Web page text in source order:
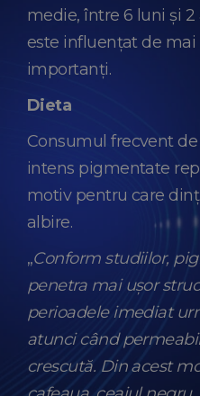
medie, între 6 luni și 2
este influențat de
importanți.
Dieta
Consumul frecvent
intens pigmentate
motiv pentru care
albire.
„Conform studiilor,
penetra mai ușor
perioadele imediat
atunci când
crescută. Din acest